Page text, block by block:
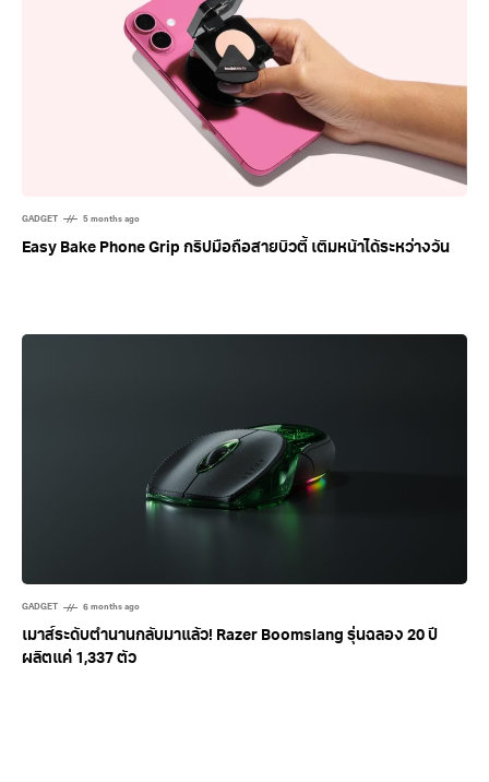
GADGET 5 months ago
Easy Bake Phone Grip กริปมือถือสายบิวตี้ เติมหน้าได้ระหว่างวัน
GADGET 6 months ago
เมาส์ระดับตำนานกลับมาแล้ว! Razer Boomslang รุ่นฉลอง 20 ปี
ผลิตแค่ 1,337 ตัว